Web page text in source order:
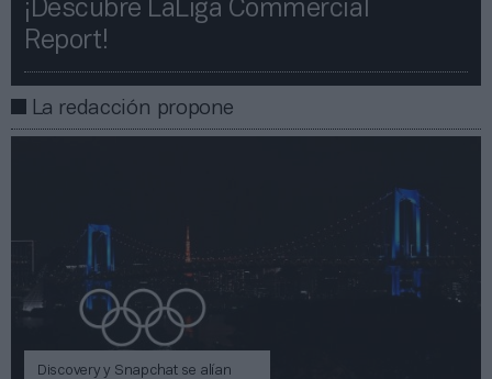
¡Descubre LaLiga Commercial
Report!​​
La redacción propone
Discovery y Snapchat se alían